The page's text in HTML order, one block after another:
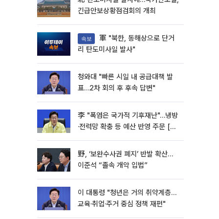
긴급안보상황점검회의 개최
속보
리 탄도미사일 발사"
청와대 "빠른 시일 내 공급대책 발
표…2차 회의 후 후속 답변"
李 "폭염은 국가적 기후재난"…냉방
·전력망 확충 등 예산 반영 주문 [종
野, ‘보완수사권 폐지’ 반발 확산…
이준석 “졸속 개악 입법”
이 대통령 "청년은 거의 취약계층…
교육·취업·주거 중심 정책 재편"